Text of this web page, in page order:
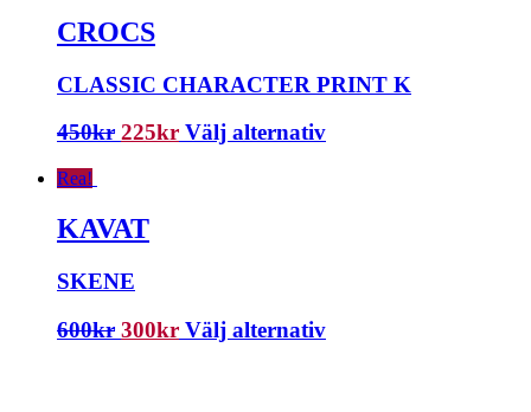
CROCS
CLASSIC CHARACTER PRINT K
450kr 225kr Välj alternativ
Rea!
KAVAT
SKENE
600kr 300kr Välj alternativ